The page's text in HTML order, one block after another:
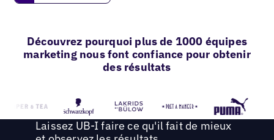
Découvrez pourquoi plus de 1000 équipes
marketing nous font confiance pour obtenir
des résultats
Laissez UB-I faire ce qu'il fait de mieux